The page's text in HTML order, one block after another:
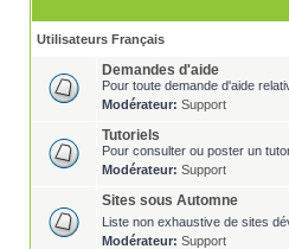
Utilisateurs Français
Demandes d'aide
Pour toute demande d'aide
Modérateur: Support
Tutoriels
Pour consulter ou poster un
Modérateur: Support
Sites sous Automne
Liste non exhaustive de sites
Modérateur: Support